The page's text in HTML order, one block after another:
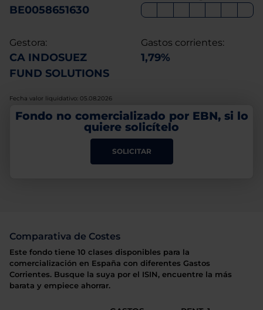
BE0058651630
Gestora:
CA INDOSUEZ
FUND SOLUTIONS
Gastos corrientes:
1,79%
Fecha valor liquidativo: 05.08.2026
Fondo no comercializado por EBN, si lo
quiere solicítelo
SOLICITAR
Comparativa de Costes
Este fondo tiene 10 clases disponibles para la
comercialización en España con diferentes Gastos
Corrientes. Busque la suya por el ISIN, encuentre la más
barata y empiece ahorrar.